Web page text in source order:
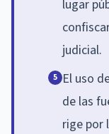
lugar
judicial.
5 El uso
de las
rige por